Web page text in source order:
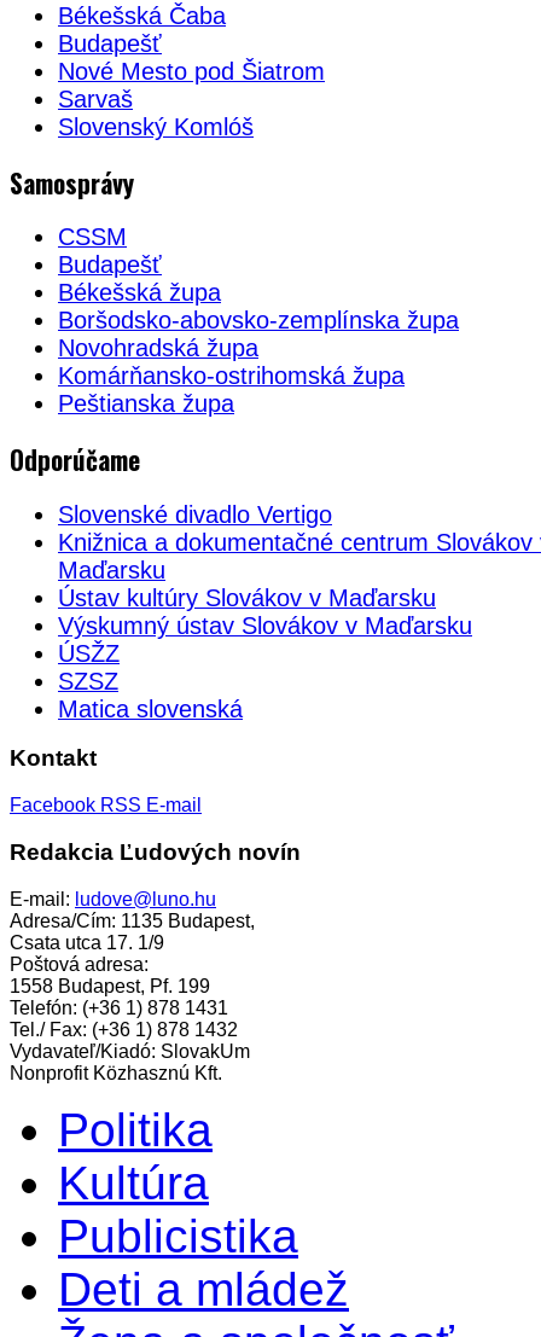
Békešská Čaba
Budapešť
Nové Mesto pod Šiatrom
Sarvaš
Slovenský Komlóš
Samosprávy
CSSM
Budapešť
Békešská župa
Boršodsko-abovsko-zemplínska župa
Novohradská župa
Komárňansko-ostrihomská župa
Peštianska župa
Odporúčame
Slovenské divadlo Vertigo
Knižnica a dokumentačné centrum Slovákov
Maďarsku
Ústav kultúry Slovákov v Maďarsku
Výskumný ústav Slovákov v Maďarsku
ÚSŽZ
SZSZ
Matica slovenská
Kontakt
Facebook RSS E-mail
Redakcia Ľudových novín
E-mail: ludove@luno.hu
Adresa/Cím: 1135 Budapest,
Csata utca 17. 1/9
Poštová adresa:
1558 Budapest, Pf. 199
Telefón: (+36 1) 878 1431
Tel./ Fax: (+36 1) 878 1432
Vydavateľ/Kiadó: SlovakUm
Nonprofit Közhasznú Kft.
Politika
Kultúra
Publicistika
Deti a mládež